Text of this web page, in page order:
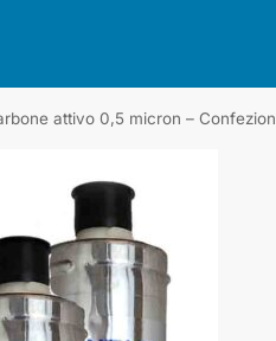
attivo 0,5 micron –